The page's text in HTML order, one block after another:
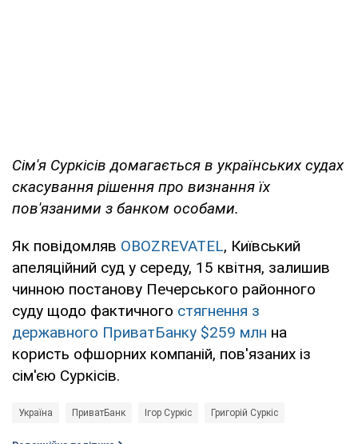
Сім'я Суркісів домагається в українських судах
скасування рішення про визнання їх
пов'язаними з банком особами.
Як повідомляв OBOZREVATEL, Київський
апеляційний суд у середу, 15 квітня, залишив
чинною постанову Печерського районного
суду щодо фактичного стягнення з
державного ПриватБанку $259 млн на
користь офшорних компаній, пов'язаних із
сім'єю Суркісів.
Україна ПриватБанк Ігор Суркіс Григорій Суркіс